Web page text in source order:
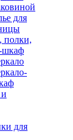
для
полки,
шкаф
для